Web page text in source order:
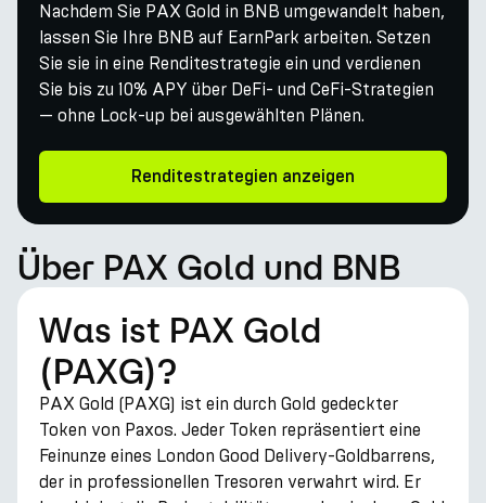
Nachdem Sie PAX Gold in BNB umgewandelt haben,
lassen Sie Ihre BNB auf EarnPark arbeiten. Setzen
Sie sie in eine Renditestrategie ein und verdienen
Sie bis zu 10% APY über DeFi- und CeFi-Strategien
— ohne Lock-up bei ausgewählten Plänen.
Renditestrategien anzeigen
Über PAX Gold und BNB
Was ist PAX Gold
(PAXG)?
PAX Gold (PAXG) ist ein durch Gold gedeckter
Token von Paxos. Jeder Token repräsentiert eine
Feinunze eines London Good Delivery-Goldbarrens,
der in professionellen Tresoren verwahrt wird. Er